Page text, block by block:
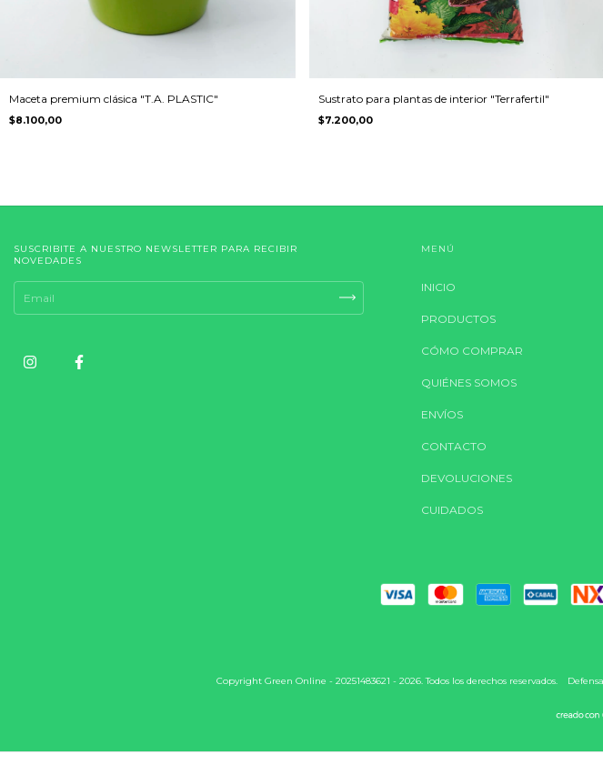
Maceta premium clásica "T.A. PLASTIC"
$8.100,00
Sustrato para plantas de interior "Terrafertil"
$7.200,00
SUSCRIBITE A NUESTRO NEWSLETTER PARA RECIBIR
NOVEDADES
MENÚ
INICIO
PRODUCTOS
CÓMO COMPRAR
QUIÉNES SOMOS
ENVÍOS
CONTACTO
DEVOLUCIONES
CUIDADOS
Copyright Green Online - 20251483621 - 2026. Todos los derechos reservados.